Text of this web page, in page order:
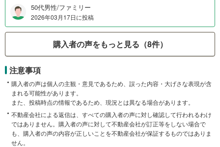
50代男性/ファミリー
2026年03月17日に投稿
購入者の声をもっと見る（8件）
注意事項
購入者の声は個人の主観・意見であるため、誤った内容・大げさな表現が含
まれる可能性があります。
また、投稿時点の情報であるため、現況とは異なる場合があります。
不動産会社による返信は、すべての購入者の声に対し確認して行われるわけ
ではありません。購入者の声に対して不動産会社が訂正等をしない場合で
も、購入者の声の内容が正しいことを不動産会社が保証するものではありま
せん。